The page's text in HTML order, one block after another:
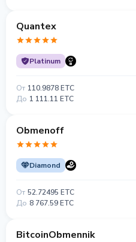
Quantex
Platinum
От 110.9878 ETC
До 1 111.11 ETC
Obmenoff
Diamond
От 52.72495 ETC
До 8 767.59 ETC
BitcoinObmennik